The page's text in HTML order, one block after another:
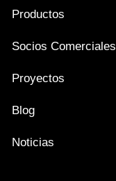
Productos
Socios Comerciales
Proyectos
Blog
Noticias